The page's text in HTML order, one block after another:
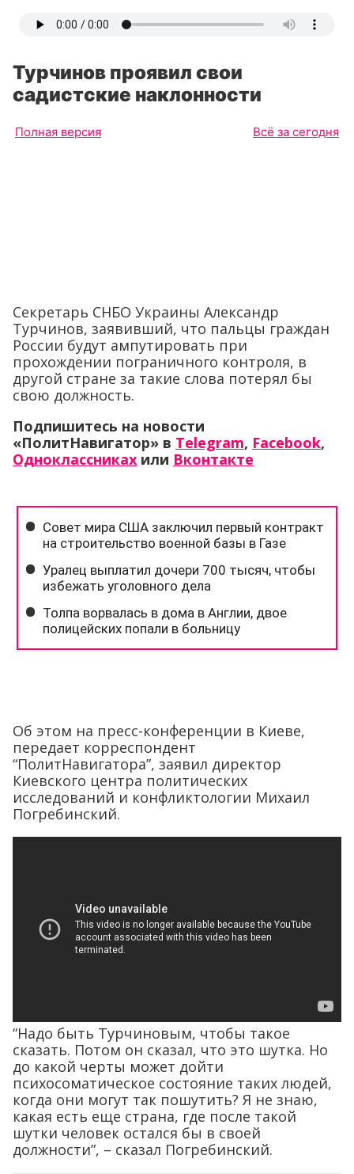
Турчинов проявил свои
садистские наклонности
Полная версия Всё за сегодня
Секретарь СНБО Украины Александр
Турчинов, заявивший, что пальцы граждан
России будут ампутировать при
прохождении пограничного контроля, в
другой стране за такие слова потерял бы
свою должность.
Подпишитесь на новости
«ПолитНавигатор» в Telegram, Facebook,
Одноклассниках или Вконтакте
Об этом на пресс-конференции в Киеве,
передает корреспондент
“ПолитНавигатора”, заявил директор
Киевского центра политических
исследований и конфликтологии Михаил
Погребинский.
“Надо быть Турчиновым, чтобы такое
сказать. Потом он сказал, что это шутка. Но
до какой черты может дойти
психосоматическое состояние таких людей,
когда они могут так пошутить? Я не знаю,
какая есть еще страна, где после такой
шутки человек остался бы в своей
должности”, – сказал Погребинский.